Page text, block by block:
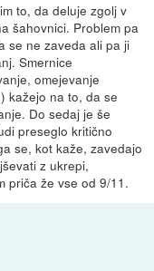
to, da deluje zgolj v
šahovnici. Problem pa
se ne zaveda ali pa ji
Smernice
omejevanje
kažejo na to, da se
Do sedaj je še
preseglo kritično
se, kot kaže, zavedajo
z ukrepi,
priča že vse od 9/11.